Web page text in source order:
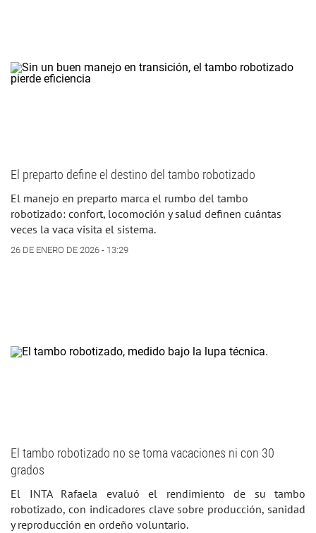
El preparto define el destino del tambo robotizado
El manejo en preparto marca el rumbo del tambo
robotizado: confort, locomoción y salud definen cuántas
veces la vaca visita el sistema.
26 DE ENERO DE 2026 - 13:29
El tambo robotizado no se toma vacaciones ni con 30
grados
El INTA Rafaela evaluó el rendimiento de su tambo
robotizado, con indicadores clave sobre producción, sanidad
y reproducción en ordeño voluntario.